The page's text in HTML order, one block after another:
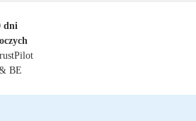
dni
BE